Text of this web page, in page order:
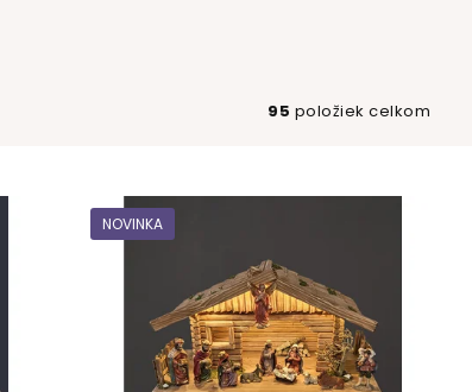
95 položiek celkom
NOVINKA